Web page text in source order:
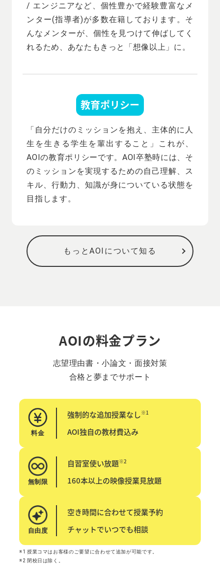
/ エンジニアなど、個性豊かで経験豊富なメ
ンター(指導者)が多数在籍しております。そ
んなメンターが、個性を見つけて伸ばしてく
れるため、あなたもきっと「想像以上」に。
教育ポリシー
「自分だけのミッションを抱え、主体的に人
生を生きる学生を輩出すること」これが、
AOIの教育ポリシーです。AOI卒塾時には、そ
のミッションを実現するための自己理解、ス
キル、行動力、知識が身についている状態を
目指します。
もっとAOIについて知る
AOIの料金プラン
志望理由書・小論文・面接対策
合格と夢までサポート
料金
強制的な追加授業なし※1
AOI独自の教材費込み
無制限
自習室使い放題※2
160本以上の映像授業見放題
自由度
空き時間に合わせて授業予約
チャットでいつでも相談
※1 授業コマはお客様のご要望に合わせて追加が可能です。
※2 閉校日は除く。